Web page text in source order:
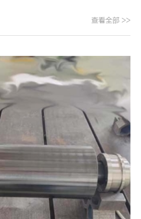
查看全部 >>